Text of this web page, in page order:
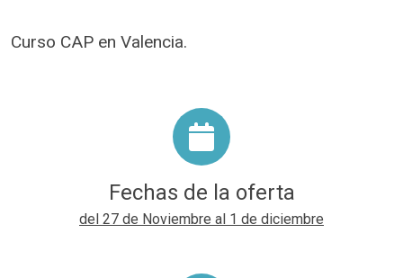
Curso CAP en Valencia.
Fechas de la oferta
del 27 de Noviembre al 1 de diciembre